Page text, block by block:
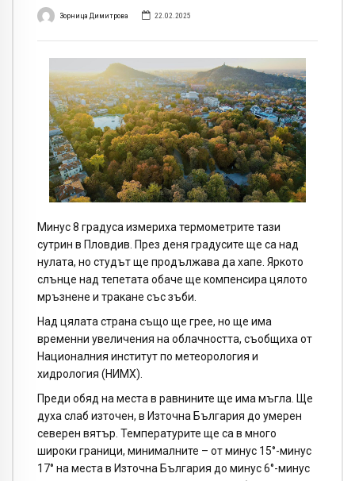
Зорница Димитрова 22.02.2025
Минус 8 градуса измериха термометрите тази
сутрин в Пловдив. През деня градусите ще са над
нулата, но студът ще продължава да хапе. Яркото
слънце над тепетата обаче ще компенсира цялото
мръзнене и тракане със зъби.
Над цялата страна също ще грее, но ще има
временни увеличения на облачността, съобщиха от
Националния институт по метеорология и
хидрология (НИМХ).
Преди обяд на места в равнините ще има мъгла. Ще
духа слаб източен, в Източна България до умерен
северен вятър. Температурите ще са в много
широки граници, минималните – от минус 15°-минус
17° на места в Източна България до минус 6°-минус